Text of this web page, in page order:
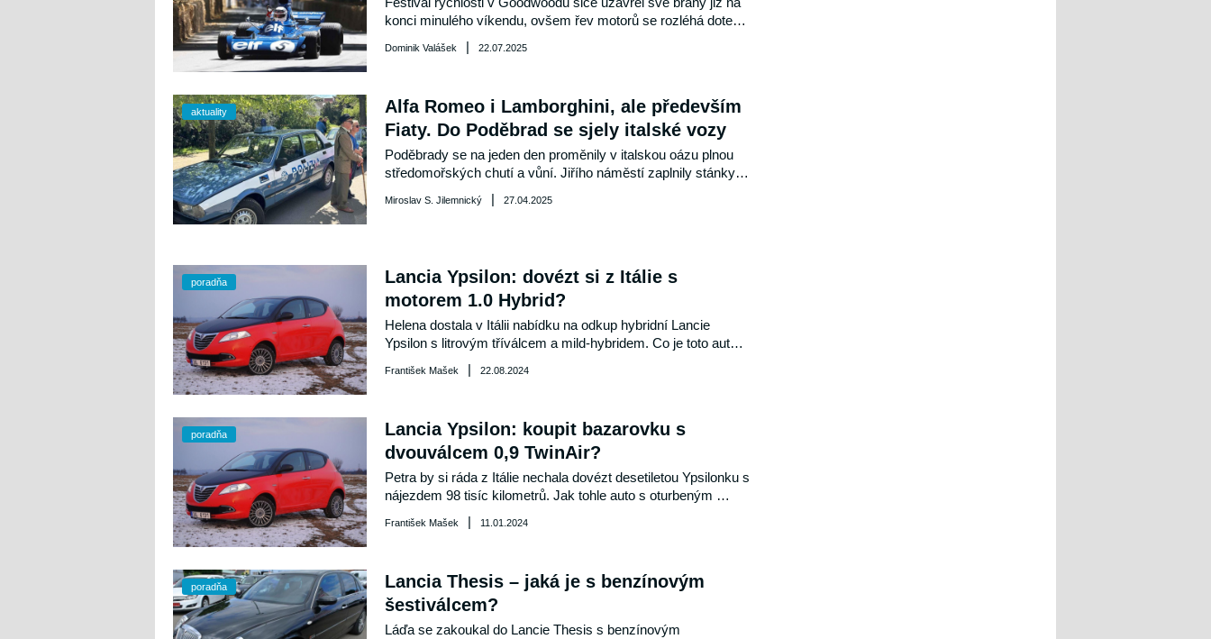
konci minulého víkendu, ovšem řev motorů se rozléhá doteď,
alespoň skrze sestřihy, které představují to nejlepší, co bylo
na krátké exhibiční trati Goodwood Hillclimb k vidění.
Dominik Valášek | 22.07.2025
aktuality
Alfa Romeo i Lamborghini, ale především
Fiaty. Do Poděbrad se sjely italské vozy
Poděbrady se na jeden den proměnily v italskou oázu plnou
středomořských chutí a vůní. Jiřího náměstí zaplnily stánky s
pizzou a zmrzlinou, zatímco lázeňskou kolonádu ovládla
italská auta. Slunečné počasí přilákalo tisíce návštěvníků.
Miroslav S. Jilemnický | 27.04.2025
poradňa
Lancia Ypsilon: dovézt si z Itálie s
motorem 1.0 Hybrid?
Helena dostala v Itálii nabídku na odkup hybridní Lancie
Ypsilon s litrovým tříválcem a mild-hybridem. Co je toto auto
František Mašek | 22.08.2024
poradňa
Lancia Ypsilon: koupit bazarovku s
dvouválcem 0,9 TwinAir?
Petra by si ráda z Itálie nechala dovézt desetiletou Ypsilonku s
nájezdem 98 tisíc kilometrů. Jak tohle auto s oturbeným
dvouválcem hodnotíme z hlediska spolehlivosti?
František Mašek | 11.01.2024
poradňa
Lancia Thesis – jaká je s benzínovým
šestiválcem?
Láďa se zakoukal do Lancie Thesis s benzínovým